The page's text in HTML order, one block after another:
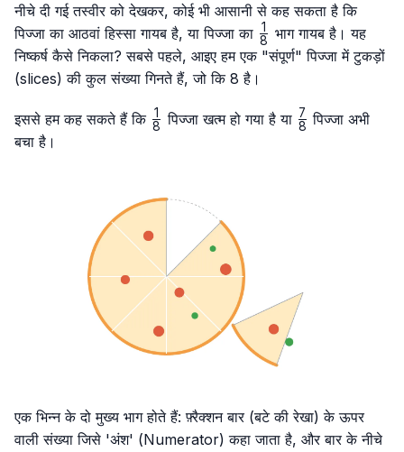
नीचे दी गई तस्वीर को देखकर, कोई भी आसानी से कह सकता है कि
पिज्जा का आठवां हिस्सा गायब है, या पिज्जा का \frac{1}
{8}
8
1
भाग गायब है। यह
निष्कर्ष कैसे निकला? सबसे पहले, आइए हम एक "संपूर्ण" पिज्जा में टुकड़ों
(slices) की कुल संख्या गिनते हैं, जो कि 8 है।
इससे हम कह सकते हैं कि \frac{1}
8
1 पिज्जा खत्म हो गया है या \frac{7}
8
7 पिज्जा अभी
बचा है।
एक भिन्न के दो मुख्य भाग होते हैं: फ़्रैक्शन बार (बटे की रेखा) के ऊपर
वाली संख्या जिसे 'अंश' (Numerator) कहा जाता है, और बार के नीचे